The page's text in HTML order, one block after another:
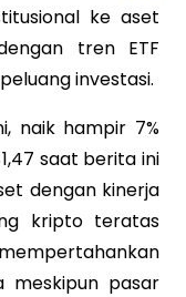
ke aset
tren ETF
investasi.
naik hampir 7%
saat berita ini
dengan kinerja
kripto teratas
meskipun pasar